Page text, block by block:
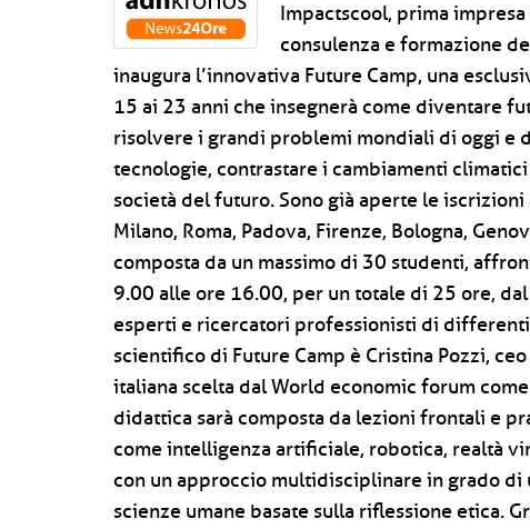
Impactscool, prima
consulenza e formazione
inaugura l’innovativa Future Camp, una
15 ai 23 anni che insegnerà come diventare
risolvere i grandi problemi mondiali di oggi e
tecnologie, contrastare i cambiamenti
società del futuro. Sono già aperte le
Milano, Roma, Padova, Firenze, Bologna,
composta da un massimo di 30 studenti,
9.00 alle ore 16.00, per un totale di 25 ore,
esperti e ricercatori professionisti di
scientifico di Future Camp è Cristina Pozzi,
italiana scelta dal World economic forum
didattica sarà composta da lezioni frontali e
come intelligenza artificiale, robotica, realtà
con un approccio multidisciplinare in grado
scienze umane basate sulla riflessione etica.